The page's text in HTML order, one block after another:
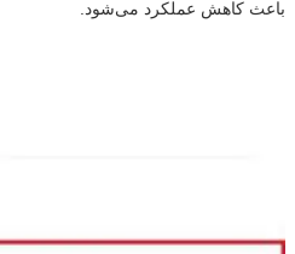
باعث کاهش عملکرد می‌شود.